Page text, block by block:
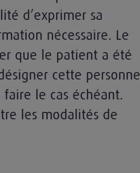
d’exprimer sa
nécessaire. Le
que le patient a été
cette personne
le cas échéant.
les modalités de